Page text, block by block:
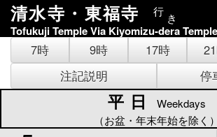
清水寺・東福寺 行 き
Tofukuji Temple Via Kiyomizu-dera Temple
7時 9時 17時
注記説明
停
平日
Weekdays
（お盆・年末年始を除く）